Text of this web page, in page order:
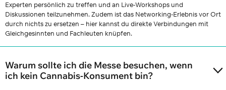
Experten persönlich zu treffen und an Live-Workshops und
Diskussionen teilzunehmen. Zudem ist das Networking-Erlebnis vor Ort
durch nichts zu ersetzen – hier kannst du direkte Verbindungen mit
Gleichgesinnten und Fachleuten knüpfen.
Warum sollte ich die Messe besuchen, wenn
ich kein Cannabis-Konsument bin?